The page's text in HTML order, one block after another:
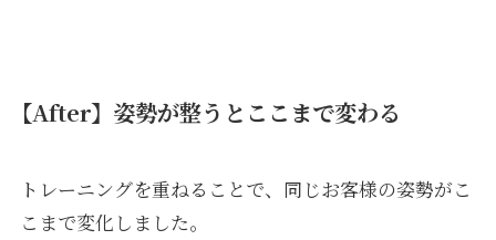
【After】姿勢が整うとここまで変わる
トレーニングを重ねることで、同じお客様の姿勢がこ
こまで変化しました。